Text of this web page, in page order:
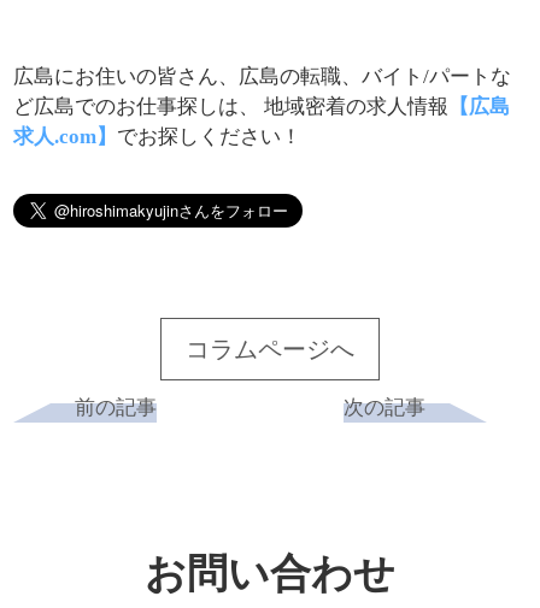
広島にお住いの皆さん、広島の転職、バイト/パートな
ど広島でのお仕事探しは、 地域密着の求人情報
【広島
求人.com】 でお探しください！
コラムページへ
前の記事 次の記事
お問い合わせ